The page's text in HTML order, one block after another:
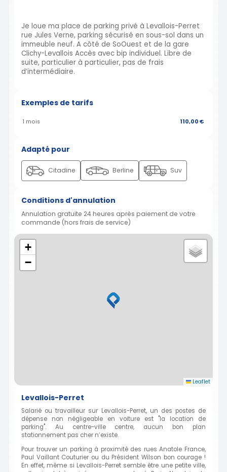
Je loue ma place de parking privé à Levallois-Perret
rue Jules Verne, parking sécurisé en sous-sol dans un
immeuble neuf. A côté de SoOuest et de la gare
Clichy-Levallois Accès avec bip individuel. Libre de
suite, particulier à particulier, pas de frais
d’intermédiaire.
Exemples de tarifs
1 mois 110,00 €
Adapté pour
Citadine Berline Suv
Conditions d'annulation
Annulation gratuite 24 heures après paiement de votre
commande (hors frais de service)
+
−
Leaflet
Levallois-Perret
Salarié ou travailleur sur Levallois-Perret, un des postes de
dépense non négligeable en voiture est "la location de
parking". Au centre-ville centre, aucun bon plan
stationnement pas cher n’existe.
Pour trouver un parking à proximité des rues Anatole France,
Paul Vaillant Couturier ou du Président Wilson bon courage !
En effet, même si Levallois-Perret semble être une petite ville,